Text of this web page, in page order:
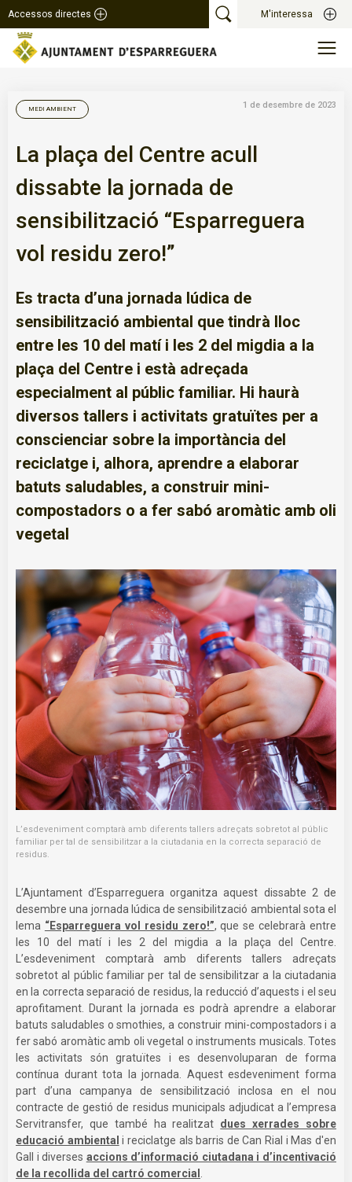
Accessos directes M'interessa
MEDI AMBIENT 1 de desembre de 2023
La plaça del Centre acull
dissabte la jornada de
sensibilització “Esparreguera
vol residu zero!”
Es tracta d’una jornada lúdica de
sensibilització ambiental que tindrà lloc
entre les 10 del matí i les 2 del migdia a la
plaça del Centre i està adreçada
especialment al públic familiar. Hi haurà
diversos tallers i activitats gratuïtes per a
conscienciar sobre la importància del
reciclatge i, alhora, aprendre a elaborar
batuts saludables, a construir mini-
compostadors o a fer sabó aromàtic amb oli
vegetal
L’esdeveniment comptarà amb diferents tallers adreçats sobretot al públic
familiar per tal de sensibilitzar a la ciutadania en la correcta separació de
residus.
L’Ajuntament d’Esparreguera organitza aquest dissabte 2 de
desembre una jornada lúdica de sensibilització ambiental sota el
lema “Esparreguera vol residu zero!”, que se celebrarà entre
les 10 del matí i les 2 del migdia a la plaça del Centre.
L’esdeveniment comptarà amb diferents tallers adreçats
sobretot al públic familiar per tal de sensibilitzar a la ciutadania
en la correcta separació de residus, la reducció d’aquests i el seu
aprofitament. Durant la jornada es podrà aprendre a elaborar
batuts saludables o smothies, a construir mini-compostadors i a
fer sabó aromàtic amb oli vegetal o instruments musicals. Totes
les activitats són gratuïtes i es desenvoluparan de forma
contínua durant tota la jornada. Aquest esdeveniment forma
part d’una campanya de sensibilització inclosa en el nou
contracte de gestió de residus municipals adjudicat a l’empresa
Servitransfer, que també ha realitzat dues xerrades sobre
educació ambiental i reciclatge als barris de Can Rial i Mas d'en
Gall i diverses accions d’informació ciutadana i d’incentivació
de la recollida del cartró comercial